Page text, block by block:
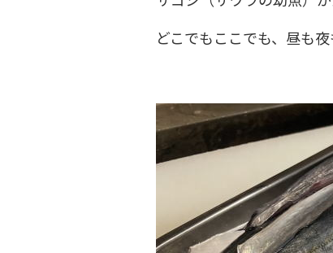
どこでもここでも、昼も